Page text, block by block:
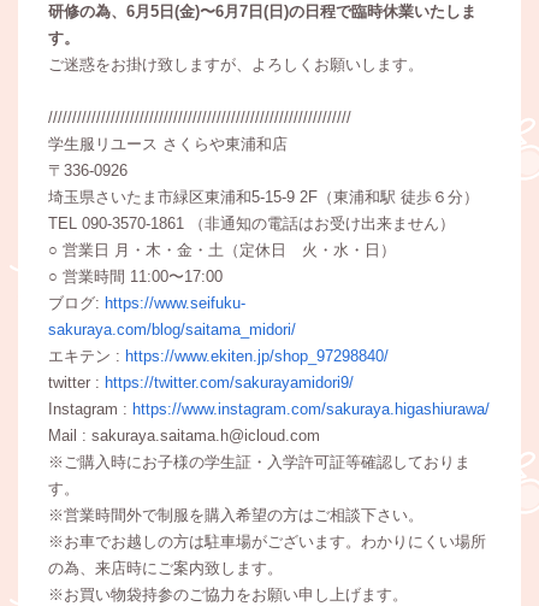
研修の為、6月5日(金)〜6月7日(日)の日程で臨時休業いたしま
す。
ご迷惑をお掛け致しますが、よろしくお願いします。
///////////////////////////////////////////////////////////////
学生服リユース さくらや東浦和店
〒336-0926
埼玉県さいたま市緑区東浦和5-15-9 2F（東浦和駅 徒歩６分）
TEL 090-3570-1861 （非通知の電話はお受け出来ません）
○ 営業日 月・木・金・土（定休日 火・水・日）
○ 営業時間 11:00〜17:00
ブログ: https://www.seifuku-
sakuraya.com/blog/saitama_midori/
エキテン : https://www.ekiten.jp/shop_97298840/
twitter : https://twitter.com/sakurayamidori9/
Instagram : https://www.instagram.com/sakuraya.higashiurawa/
Mail : sakuraya.saitama.h@icloud.com
※ご購入時にお子様の学生証・入学許可証等確認しておりま
す。
※営業時間外で制服を購入希望の方はご相談下さい。
※お車でお越しの方は駐車場がございます。わかりにくい場所
の為、来店時にご案内致します。
※お買い物袋持参のご協力をお願い申し上げます。